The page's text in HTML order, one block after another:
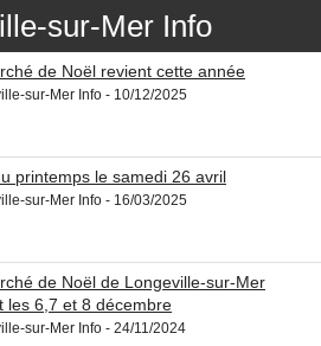
sur-Mer Info
de Noël revient cette année
sur-Mer Info - 10/12/2025
printemps le samedi 26 avril
sur-Mer Info - 16/03/2025
de Noël de Longeville-sur-Mer
les 6,7 et 8 décembre
sur-Mer Info - 24/11/2024